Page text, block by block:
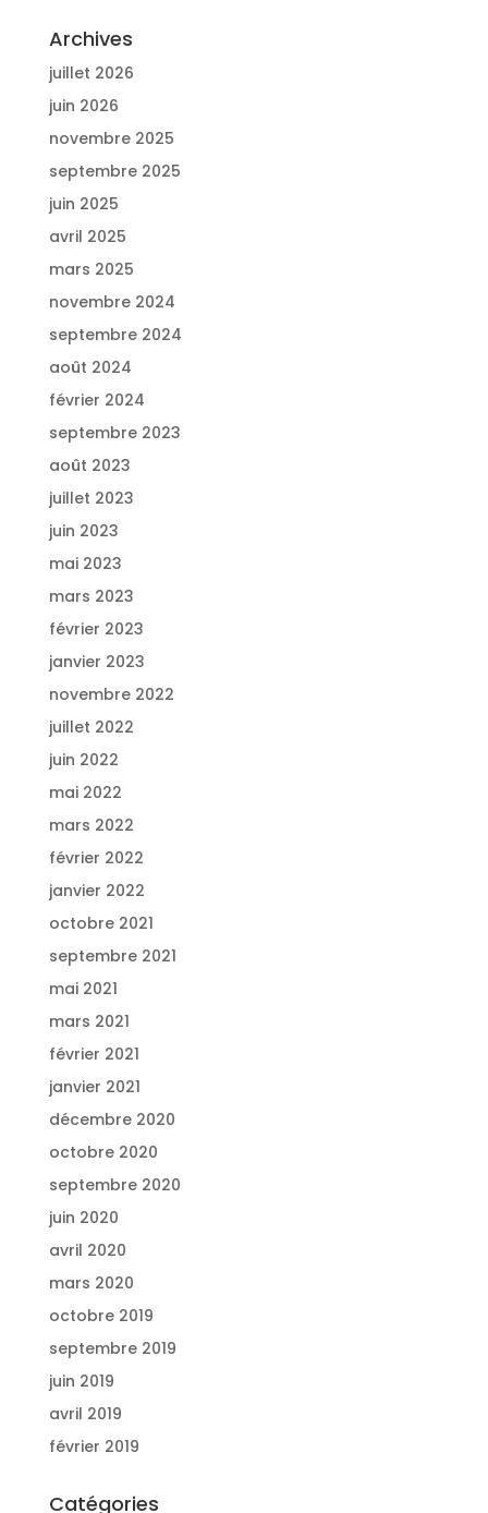
Archives
juillet 2026
juin 2026
novembre 2025
septembre 2025
juin 2025
avril 2025
mars 2025
novembre 2024
septembre 2024
août 2024
février 2024
septembre 2023
août 2023
juillet 2023
juin 2023
mai 2023
mars 2023
février 2023
janvier 2023
novembre 2022
juillet 2022
juin 2022
mai 2022
mars 2022
février 2022
janvier 2022
octobre 2021
septembre 2021
mai 2021
mars 2021
février 2021
janvier 2021
décembre 2020
octobre 2020
septembre 2020
juin 2020
avril 2020
mars 2020
octobre 2019
septembre 2019
juin 2019
avril 2019
février 2019
Catégories